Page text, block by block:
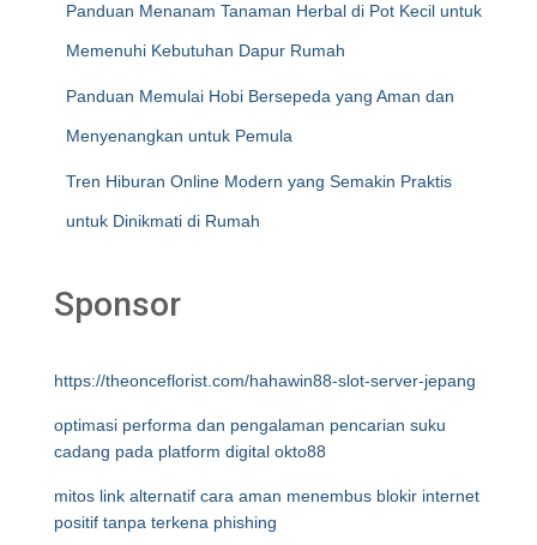
Panduan Menanam Tanaman Herbal di Pot Kecil untuk
Memenuhi Kebutuhan Dapur Rumah
Panduan Memulai Hobi Bersepeda yang Aman dan
Menyenangkan untuk Pemula
Tren Hiburan Online Modern yang Semakin Praktis
untuk Dinikmati di Rumah
Sponsor
https://theonceflorist.com/hahawin88-slot-server-jepang
optimasi performa dan pengalaman pencarian suku
cadang pada platform digital okto88
mitos link alternatif cara aman menembus blokir internet
positif tanpa terkena phishing